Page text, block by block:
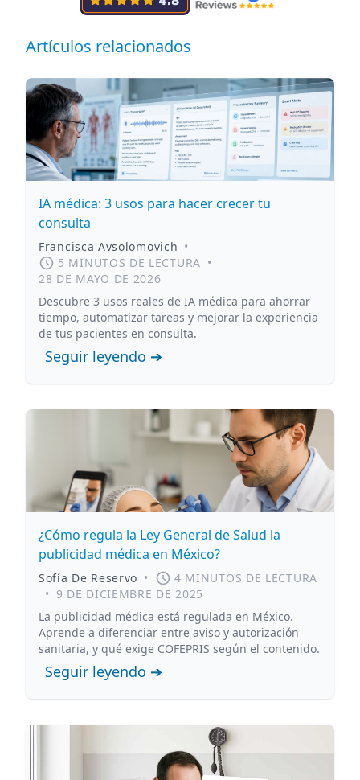
Artículos relacionados
IA médica: 3 usos para hacer crecer tu
consulta
Francisca Avsolomovich •
5 MINUTOS DE LECTURA •
28 DE MAYO DE 2026
Descubre 3 usos reales de IA médica para ahorrar
tiempo, automatizar tareas y mejorar la experiencia
de tus pacientes en consulta.
Seguir leyendo ➔
¿Cómo regula la Ley General de Salud la
publicidad médica en México?
Sofía De Reservo •
4 MINUTOS DE LECTURA
• 9 DE DICIEMBRE DE 2025
La publicidad médica está regulada en México.
Aprende a diferenciar entre aviso y autorización
sanitaria, y qué exige COFEPRIS según el contenido.
Seguir leyendo ➔